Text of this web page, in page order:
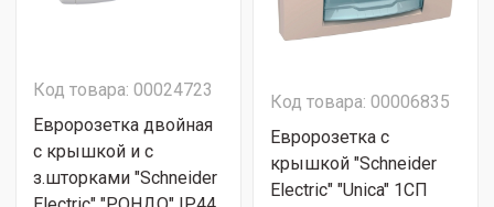
Код товара: 00024723
Евророзетка двойная
с крышкой и с
з.шторками "Schneider
Код товара: 00006835
Евророзетка с
крышкой "Schneider
Electric" "Unica" 1СП